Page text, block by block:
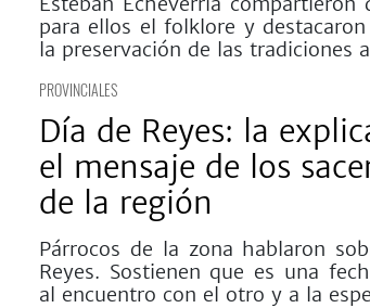
para ellos el folklore y
la preservación de las tradiciones
PROVINCIALES
Día de Reyes: la
el mensaje de los
de la región
Párrocos de la zona hablaron
Reyes. Sostienen que es una
al encuentro con el otro y a la